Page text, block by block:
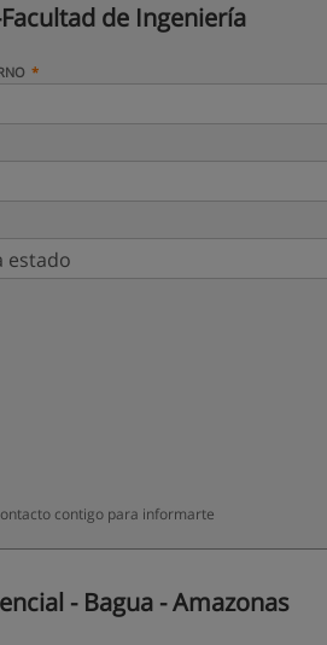
de Ingeniería
contigo para informarte
- Bagua - Amazonas